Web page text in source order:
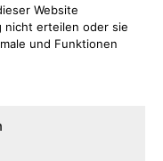
Website
nicht erteilen oder sie
und Funktionen
heute
wenn